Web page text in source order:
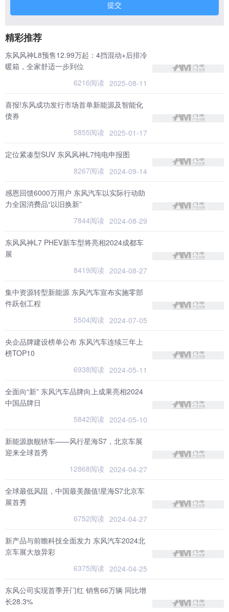
提交
精彩推荐
东风风神L8预售12.99万起：4挡混动+后排冷
暖箱，全家舒适一步到位
6216阅读 2025-08-11
喜报!东风成功发行市场首单新能源及智能化
债券
5855阅读 2025-01-17
定位紧凑型SUV 东风风神L7纯电申报图
8267阅读 2024-09-14
感恩回馈6000万用户 东风汽车以实际行动助
力全国消费品“以旧换新”
7844阅读 2024-08-29
东风风神L7 PHEV新车型将亮相2024成都车
展
8419阅读 2024-08-27
集中资源转型新能源 东风汽车宣布实施零部
件跃创工程
5504阅读 2024-07-05
央企品牌建设榜单公布 东风汽车连续三年上
榜TOP10
6938阅读 2024-05-11
全面向“新” 东风汽车品牌向上成果亮相2024
中国品牌日
5842阅读 2024-05-10
新能源旗舰轿车——风行星海S7，北京车展
迎来全球首秀
12868阅读 2024-04-27
全球最低风阻，中国最美颜值!星海S7北京车
展首秀
6752阅读 2024-04-27
新产品与前瞻科技全面发力 东风汽车2024北
京车展大放异彩
6375阅读 2024-04-25
东风公司实现首季开门红 销售66万辆 同比增
长28.3%